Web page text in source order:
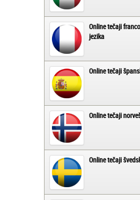
Online tečaji
jezika
Online tečaji
Online tečaji
Online tečaji